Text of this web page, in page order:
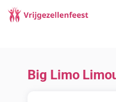
Big Limo